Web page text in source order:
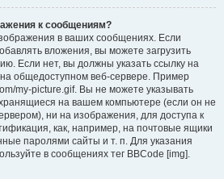
к сообщениям?
в ваших сообщениях. Если
вложения, вы можете загрузить
Если нет, вы должны указать ссылку на
общедоступном веб-сервере. Пример
my-picture.gif. Вы не можете указывать
на вашем компьютере (если он не
ни на изображения, для доступа к
как, например, на почтовые ящики
паролями сайты и т. п. Для указания
в сообщениях тег BBCode [img].